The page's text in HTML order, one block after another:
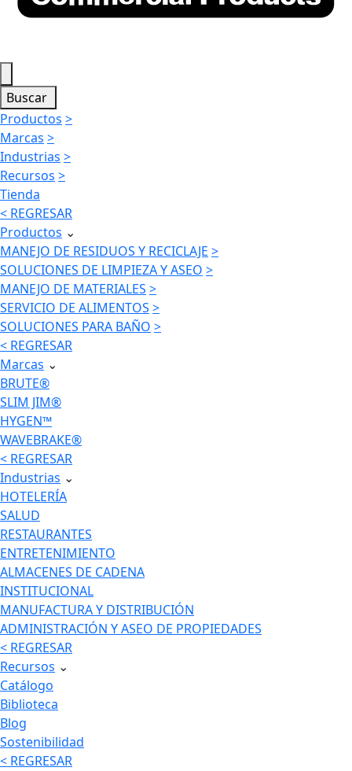
Buscar
Productos >
Marcas >
Industrias >
Recursos >
Tienda
< REGRESAR
Productos ⌄
MANEJO DE RESIDUOS Y RECICLAJE >
SOLUCIONES DE LIMPIEZA Y ASEO >
MANEJO DE MATERIALES >
SERVICIO DE ALIMENTOS >
SOLUCIONES PARA BAÑO >
< REGRESAR
Marcas ⌄
BRUTE®
SLIM JIM®
HYGEN™
WAVEBRAKE®
< REGRESAR
Industrias ⌄
HOTELERÍA
SALUD
RESTAURANTES
ENTRETENIMIENTO
ALMACENES DE CADENA
INSTITUCIONAL
MANUFACTURA Y DISTRIBUCIÓN
ADMINISTRACIÓN Y ASEO DE PROPIEDADES
< REGRESAR
Recursos ⌄
Catálogo
Biblioteca
Blog
Sostenibilidad
< REGRESAR